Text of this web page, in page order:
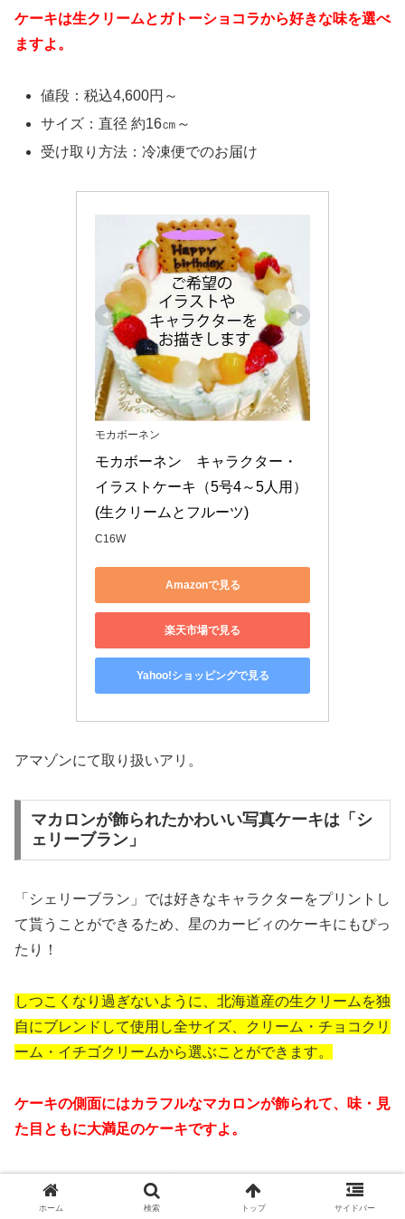
ケーキは生クリームとガトーショコラから好きな味を選べ
ますよ。
値段：税込4,600円～
サイズ：直径 約16㎝～
受け取り方法：冷凍便でのお届け
モカボーネン
モカボーネン　キャラクター・
イラストケーキ（5号4～5人用）
(生クリームとフルーツ)
C16W
Amazonで見る
楽天市場で見る
Yahoo!ショッピングで見る
アマゾンにて取り扱いアリ。
マカロンが飾られたかわいい写真ケーキは「シ
ェリーブラン」
「シェリーブラン」では好きなキャラクターをプリントし
て貰うことができるため、星のカービィのケーキにもぴっ
たり！
しつこくなり過ぎないように、北海道産の生クリームを独
自にブレンドして使用し全サイズ、クリーム・チョコクリ
ーム・イチゴクリームから選ぶことができます。
ケーキの側面にはカラフルなマカロンが飾られて、味・見
た目ともに大満足のケーキですよ。
値段：4,060円（税込）～
サイズ：4号（12cm）～
ホーム 検索 トップ サイドバー